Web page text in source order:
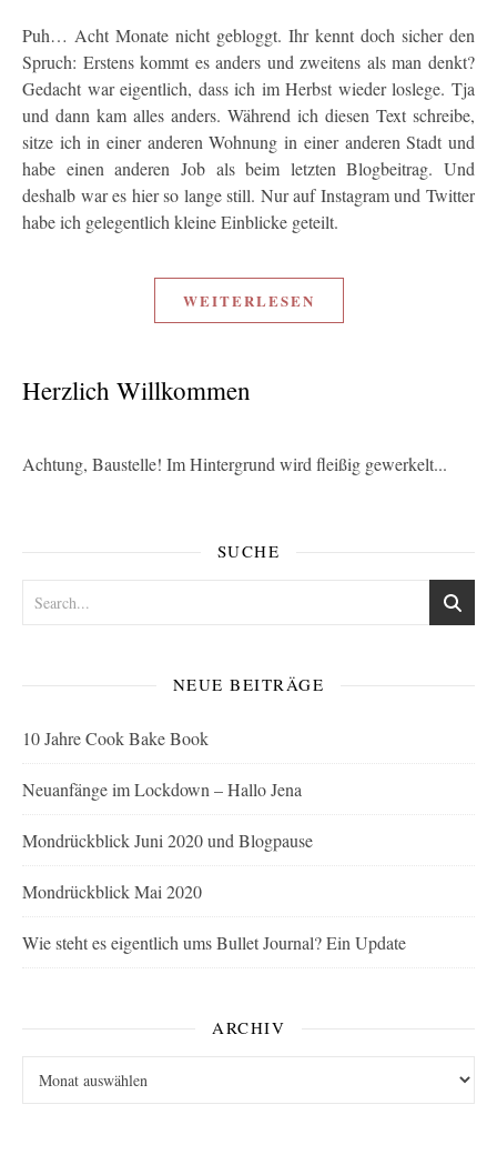
Puh… Acht Monate nicht gebloggt. Ihr kennt doch sicher den
Spruch: Erstens kommt es anders und zweitens als man denkt?
Gedacht war eigentlich, dass ich im Herbst wieder loslege. Tja
und dann kam alles anders. Während ich diesen Text schreibe,
sitze ich in einer anderen Wohnung in einer anderen Stadt und
habe einen anderen Job als beim letzten Blogbeitrag. Und
deshalb war es hier so lange still. Nur auf Instagram und Twitter
habe ich gelegentlich kleine Einblicke geteilt.
WEITERLESEN
Herzlich Willkommen
Achtung, Baustelle! Im Hintergrund wird fleißig gewerkelt...
SUCHE
NEUE BEITRÄGE
10 Jahre Cook Bake Book
Neuanfänge im Lockdown – Hallo Jena
Mondrückblick Juni 2020 und Blogpause
Mondrückblick Mai 2020
Wie steht es eigentlich ums Bullet Journal? Ein Update
ARCHIV